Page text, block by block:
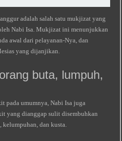
adalah salah satu mukjizat yang
Nabi Isa. Mukjizat ini menunjukkan
awal dari pelayanan-Nya, dan
yang dijanjikan.
buta, lumpuh,
pada umumnya, Nabi Isa juga
yang dianggap sulit disembuhkan
kelumpuhan, dan kusta.